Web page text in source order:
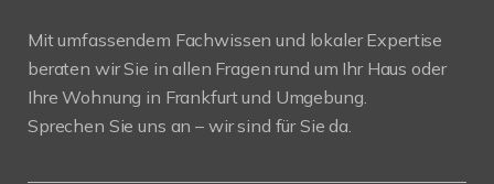
Mit umfassendem Fachwissen und lokaler Expertise
beraten wir Sie in allen Fragen rund um Ihr Haus oder
Ihre Wohnung in Frankfurt und Umgebung.
Sprechen Sie uns an – wir sind für Sie da.